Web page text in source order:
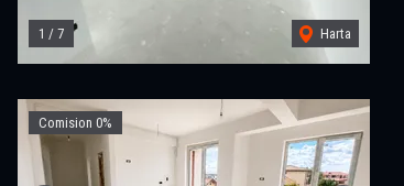
1 / 7 Harta
Comision 0%